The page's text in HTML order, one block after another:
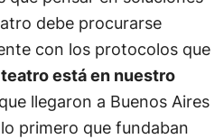
debe procurarse
con los protocolos que
teatro está en nuestro
llegaron a Buenos Aires
primero que fundaban